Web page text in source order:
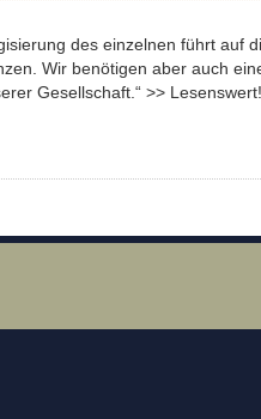
des einzelnen führt auf
Wir benötigen aber auch
Gesellschaft.“ >> Lesenswert!